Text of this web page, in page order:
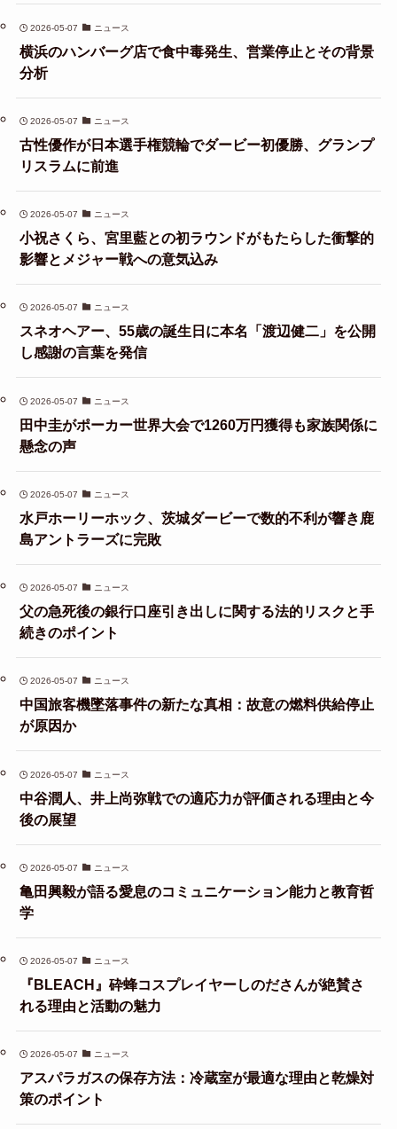
2026-05-07 ニュース
横浜のハンバーグ店で食中毒発生、営業停止とその背景
分析
2026-05-07 ニュース
古性優作が日本選手権競輪でダービー初優勝、グランプ
リスラムに前進
2026-05-07 ニュース
小祝さくら、宮里藍との初ラウンドがもたらした衝撃的
影響とメジャー戦への意気込み
2026-05-07 ニュース
スネオヘアー、55歳の誕生日に本名「渡辺健二」を公開
し感謝の言葉を発信
2026-05-07 ニュース
田中圭がポーカー世界大会で1260万円獲得も家族関係に
懸念の声
2026-05-07 ニュース
水戸ホーリーホック、茨城ダービーで数的不利が響き鹿
島アントラーズに完敗
2026-05-07 ニュース
父の急死後の銀行口座引き出しに関する法的リスクと手
続きのポイント
2026-05-07 ニュース
中国旅客機墜落事件の新たな真相：故意の燃料供給停止
が原因か
2026-05-07 ニュース
中谷潤人、井上尚弥戦での適応力が評価される理由と今
後の展望
2026-05-07 ニュース
亀田興毅が語る愛息のコミュニケーション能力と教育哲
学
2026-05-07 ニュース
『BLEACH』砕蜂コスプレイヤーしのださんが絶賛さ
れる理由と活動の魅力
2026-05-07 ニュース
アスパラガスの保存方法：冷蔵室が最適な理由と乾燥対
策のポイント